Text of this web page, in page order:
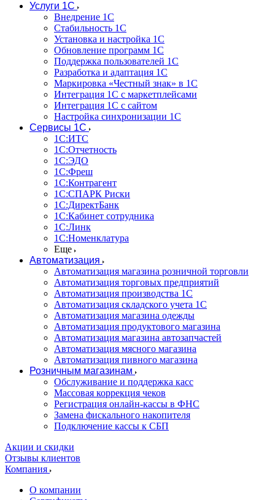
Услуги 1С
Внедрение 1С
Стабильность 1С
Установка и настройка 1С
Обновление программ 1С
Поддержка пользователей 1С
Разработка и адаптация 1С
Маркировка «Честный знак» в 1С
Интеграция 1С с маркетплейсами
Интеграция 1С с сайтом
Настройка синхронизации 1С
Сервисы 1С
1С:ИТС
1С:Отчетность
1С:ЭДО
1С:Фреш
1С:Контрагент
1С:CПАРК Риски
1С:ДиректБанк
1С:Кабинет сотрудника
1С:Линк
1С:Номенклатура
Еще
Автоматизация
Автоматизация магазина розничной торговли
Автоматизация торговых предприятий
Автоматизация производства 1С
Автоматизация складского учета 1C
Автоматизация магазина одежды
Автоматизация продуктового магазина
Автоматизация магазина автозапчастей
Автоматизация мясного магазина
Автоматизация пивного магазина
Розничным магазинам
Обслуживание и поддержка касс
Массовая коррекция чеков
Регистрация онлайн-кассы в ФНС
Замена фискального накопителя
Подключение кассы к СБП
Акции и скидки
Отзывы клиентов
Компания
О компании